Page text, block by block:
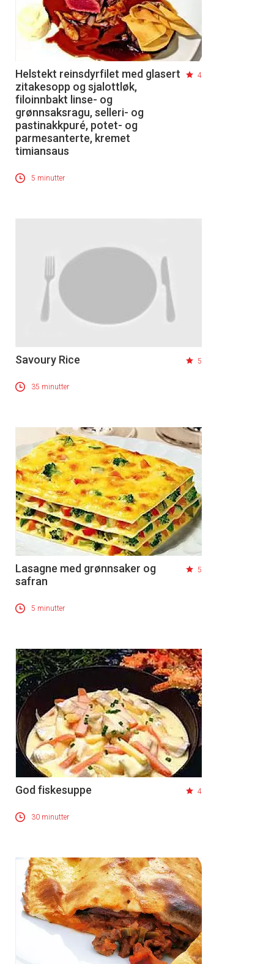
Helstekt reinsdyrfilet med glasert
zitakesopp og sjalottløk,
filoinnbakt linse- og
grønnsaksragu, selleri- og
pastinakkpuré, potet- og
parmesanterte, kremet
timiansaus
4
5 minutter
Savoury Rice 5
35 minutter
Lasagne med grønnsaker og
safran
5
5 minutter
God fiskesuppe 4
30 minutter